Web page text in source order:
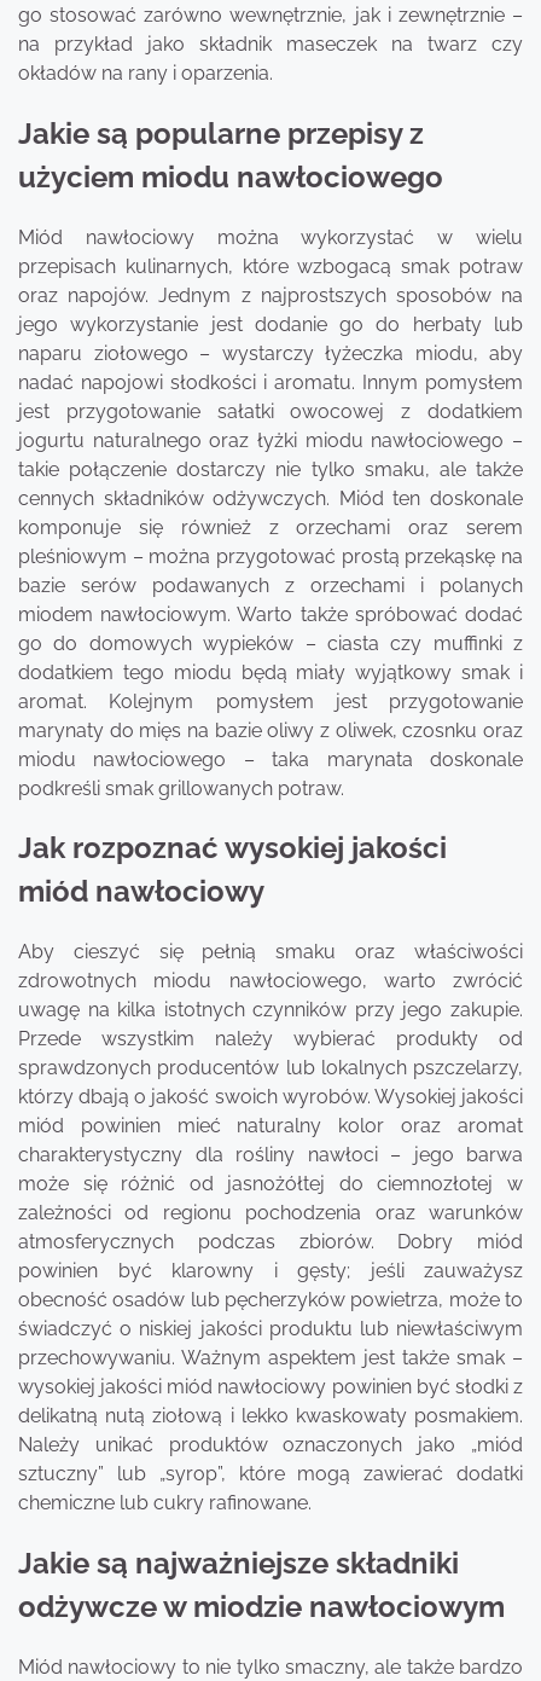
go stosować zarówno wewnętrznie, jak i zewnętrznie –
na przykład jako składnik maseczek na twarz czy
okładów na rany i oparzenia.
Jakie są popularne przepisy z
użyciem miodu nawłociowego
Miód nawłociowy można wykorzystać w wielu
przepisach kulinarnych, które wzbogacą smak potraw
oraz napojów. Jednym z najprostszych sposobów na
jego wykorzystanie jest dodanie go do herbaty lub
naparu ziołowego – wystarczy łyżeczka miodu, aby
nadać napojowi słodkości i aromatu. Innym pomysłem
jest przygotowanie sałatki owocowej z dodatkiem
jogurtu naturalnego oraz łyżki miodu nawłociowego –
takie połączenie dostarczy nie tylko smaku, ale także
cennych składników odżywczych. Miód ten doskonale
komponuje się również z orzechami oraz serem
pleśniowym – można przygotować prostą przekąskę na
bazie serów podawanych z orzechami i polanych
miodem nawłociowym. Warto także spróbować dodać
go do domowych wypieków – ciasta czy muffinki z
dodatkiem tego miodu będą miały wyjątkowy smak i
aromat. Kolejnym pomysłem jest przygotowanie
marynaty do mięs na bazie oliwy z oliwek, czosnku oraz
miodu nawłociowego – taka marynata doskonale
podkreśli smak grillowanych potraw.
Jak rozpoznać wysokiej jakości
miód nawłociowy
Aby cieszyć się pełnią smaku oraz właściwości
zdrowotnych miodu nawłociowego, warto zwrócić
uwagę na kilka istotnych czynników przy jego zakupie.
Przede wszystkim należy wybierać produkty od
sprawdzonych producentów lub lokalnych pszczelarzy,
którzy dbają o jakość swoich wyrobów. Wysokiej jakości
miód powinien mieć naturalny kolor oraz aromat
charakterystyczny dla rośliny nawłoci – jego barwa
może się różnić od jasnożółtej do ciemnozłotej w
zależności od regionu pochodzenia oraz warunków
atmosferycznych podczas zbiorów. Dobry miód
powinien być klarowny i gęsty; jeśli zauważysz
obecność osadów lub pęcherzyków powietrza, może to
świadczyć o niskiej jakości produktu lub niewłaściwym
przechowywaniu. Ważnym aspektem jest także smak –
wysokiej jakości miód nawłociowy powinien być słodki z
delikatną nutą ziołową i lekko kwaskowaty posmakiem.
Należy unikać produktów oznaczonych jako „miód
sztuczny” lub „syrop”, które mogą zawierać dodatki
chemiczne lub cukry rafinowane.
Jakie są najważniejsze składniki
odżywcze w miodzie nawłociowym
Miód nawłociowy to nie tylko smaczny, ale także bardzo